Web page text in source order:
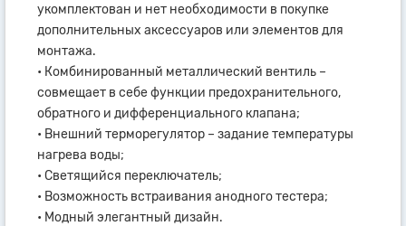
укомплектован и нет необходимости в покупке
дополнительных аксессуаров или элементов для
монтажа.
• Комбинированный металлический вентиль –
совмещает в себе функции предохранительного,
обратного и дифференциального клапана;
• Внешний терморегулятор – задание температуры
нагрева воды;
• Светящийся переключатель;
• Возможность встраивания анодного тестера;
• Модный элегантный дизайн.